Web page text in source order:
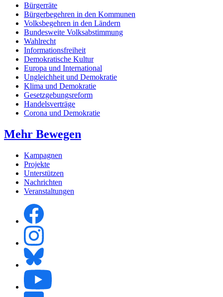
Bürgerräte
Bürgerbegehren in den Kommunen
Volksbegehren in den Ländern
Bundesweite Volksabstimmung
Wahlrecht
Informationsfreiheit
Demokratische Kultur
Europa und International
Ungleichheit und Demokratie
Klima und Demokratie
Gesetzgebungsreform
Handelsverträge
Corona und Demokratie
Mehr Bewegen
Kampagnen
Projekte
Unterstützen
Nachrichten
Veranstaltungen